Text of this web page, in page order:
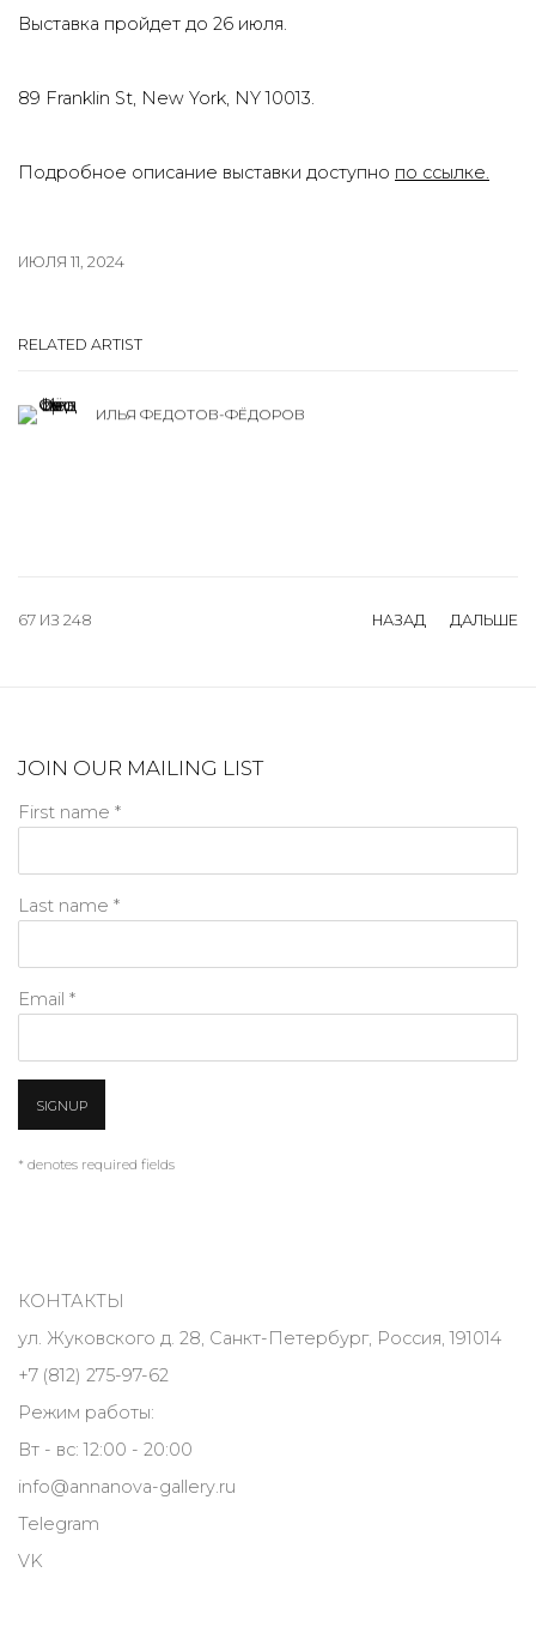
Выставка пройдет до 26 июля.
89 Franklin St, New York, NY 10013.
Подробное описание выставки доступно по ссылке.
ИЮЛЯ 11, 2024
RELATED ARTIST
ИЛЬЯ ФЕДОТОВ-ФЁДОРОВ
НАЗАД ДАЛЬШЕ
67 ИЗ 248
JOIN OUR MAILING LIST
First name *
Last name *
Email *
SIGNUP
* denotes required fields
КОНТАКТЫ
ул. Жуковского д. 28, Санкт-Петербург, Россия, 191014
+7 (812) 275-97-62
Режим работы:
Вт - вс: 12:00 - 20:00
info@annanova-gallery.ru
Telegram
VK